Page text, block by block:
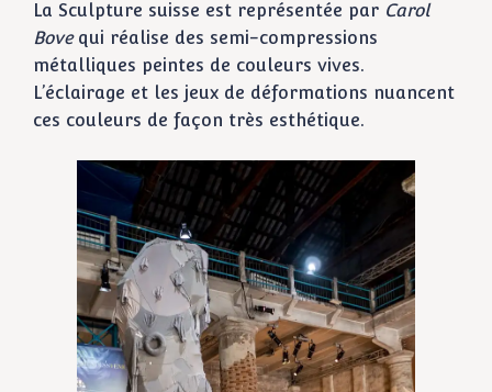
La Sculpture suisse est représentée par Carol
Bovequi réalise des semi-compressions
métalliques peintes de couleurs vives.
L’éclairage et les jeux de déformations nuancent
ces couleurs de façon très esthétique.